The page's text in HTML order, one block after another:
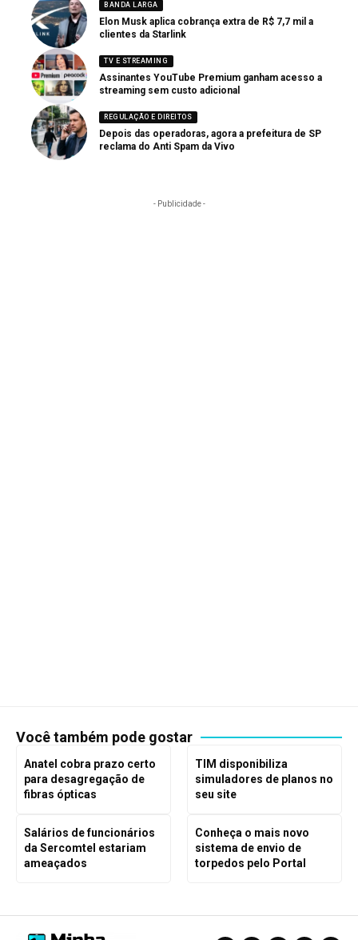
BANDA LARGA
Elon Musk aplica cobrança extra de R$ 7,7 mil a
clientes da Starlink
TV E STREAMING
Assinantes YouTube Premium ganham acesso a
streaming sem custo adicional
REGULAÇÃO E DIREITOS
Depois das operadoras, agora a prefeitura de SP
reclama do Anti Spam da Vivo
- Publicidade -
Você também pode gostar
Anatel cobra prazo certo
para desagregação de
fibras ópticas
TIM disponibiliza
simuladores de planos no
seu site
Salários de funcionários
da Sercomtel estariam
ameaçados
Conheça o mais novo
sistema de envio de
torpedos pelo Portal